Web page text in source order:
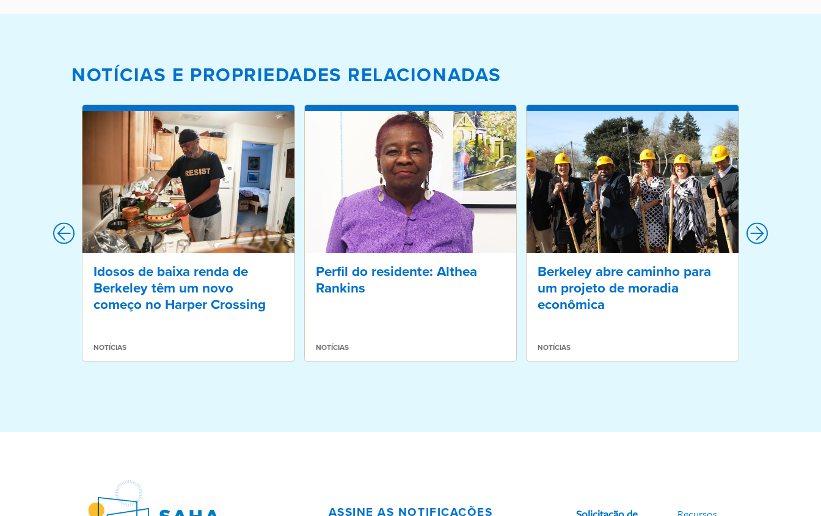
NOTÍCIAS E PROPRIEDADES RELACIONADAS
Idosos de baixa renda de
Berkeley têm um novo
começo no Harper Crossing
NOTÍCIAS
Perfil do residente: Althea
Rankins
NOTÍCIAS
Berkeley abre caminho para
um projeto de moradia
econômica
NOTÍCIAS
ASSINE AS NOTIFICAÇÕES